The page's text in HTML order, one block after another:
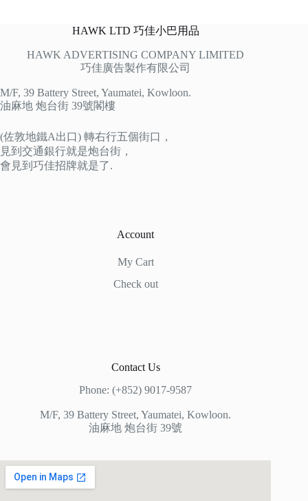
HAWK LTD 巧佳小巴用品
HAWK ADVERTISING COMPANY LIMITED
巧佳廣告製作有限公司
M/F, 39 Battery Street, Yaumatei, Kowloon.
油麻地 炮台街 39號閣樓
(佐敦地鐵A出口) 轉右行五個街口，
見到交通銀行就是炮台街，
會見到巧佳招牌就是了.
Account
My Cart
Check out
Contact Us
Phone: (+852) 9017-9587
M/F, 39 Battery Street, Yaumatei, Kowloon.
油麻地 炮台街 39號